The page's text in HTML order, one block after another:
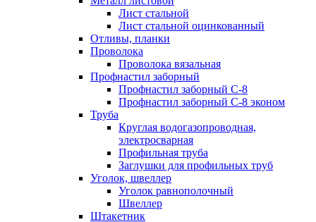
Лист стальной
Лист стальной оцинкованный
Отливы, планки
Проволока
Проволока вязальная
Профнастил заборный
Профнастил заборный С-8
Профнастил заборный С-8 эконом
Труба
Круглая водогазопроводная,
электросварная
Профильная труба
Заглушки для профильных труб
Уголок, швеллер
Уголок равнополочный
Швеллер
Штакетник